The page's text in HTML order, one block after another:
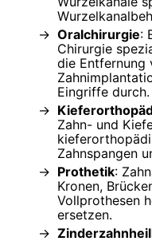
Oralchirurgie:
Chirurgie
die Entfernung
Eingriffe durch.
Zahn- und
Zahnspangen
Prothetik:
Kronen,
Vollprothesen
ersetzen.